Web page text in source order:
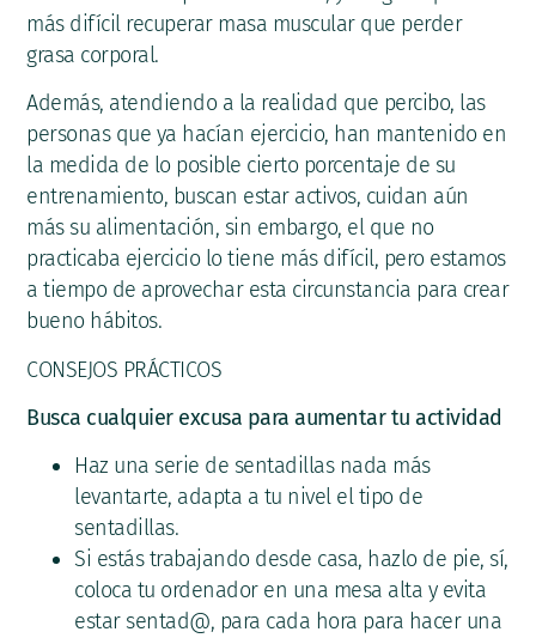
más difícil recuperar masa muscular que perder
grasa corporal.
Además, atendiendo a la realidad que percibo, las
personas que ya hacían ejercicio, han mantenido en
la medida de lo posible cierto porcentaje de su
entrenamiento, buscan estar activos, cuidan aún
más su alimentación, sin embargo, el que no
practicaba ejercicio lo tiene más difícil, pero estamos
a tiempo de aprovechar esta circunstancia para crear
bueno hábitos.
CONSEJOS PRÁCTICOS
Busca cualquier excusa para aumentar tu actividad
Haz una serie de sentadillas nada más
levantarte, adapta a tu nivel el tipo de
sentadillas.
Si estás trabajando desde casa, hazlo de pie, sí,
coloca tu ordenador en una mesa alta y evita
estar sentad@, para cada hora para hacer una